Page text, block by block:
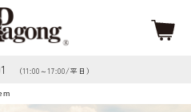
（11:00～17:00/平日）